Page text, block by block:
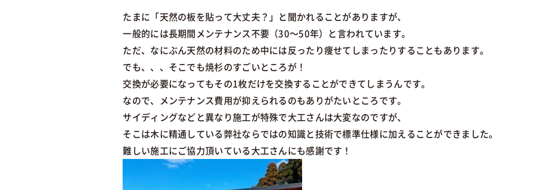
たまに「天然の板を貼って大丈夫？」と聞かれることがありますが、
一般的には長期間メンテナンス不要（30～50年）と言われています。
ただ、なにぶん天然の材料のため中には反ったり痩せてしまったりすることもあります。
でも、、、そこでも焼杉のすごいところが！
交換が必要になってもその1枚だけを交換することができてしまうんです。
なので、メンテナンス費用が抑えられるのもありがたいところです。
サイディングなどと異なり施工が特殊で大工さんは大変なのですが、
そこは木に精通している弊社ならではの知識と技術で標準仕様に加えることができました。
難しい施工にご協力頂いている大工さんにも感謝です！